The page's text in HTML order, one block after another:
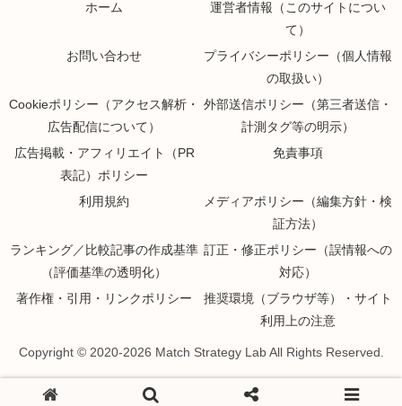
ホーム
運営者情報（このサイトについ
て）
お問い合わせ
プライバシーポリシー（個人情報
の取扱い）
Cookieポリシー（アクセス解析・
広告配信について）
外部送信ポリシー（第三者送信・
計測タグ等の明示）
広告掲載・アフィリエイト（PR
表記）ポリシー
免責事項
利用規約
メディアポリシー（編集方針・検
証方法）
ランキング／比較記事の作成基準
（評価基準の透明化）
訂正・修正ポリシー（誤情報への
対応）
著作権・引用・リンクポリシー
推奨環境（ブラウザ等）・サイト
利用上の注意
Copyright © 2020-2026 Match Strategy Lab All Rights Reserved.